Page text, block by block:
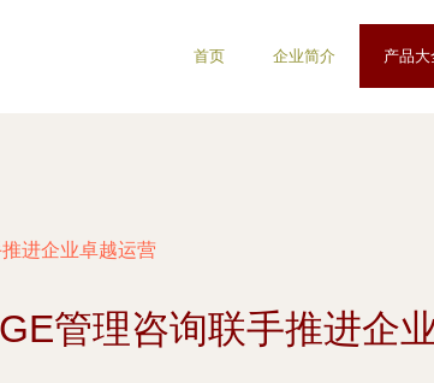
首页 企业简介 产品大
进企业卓越运营
管理咨询联手推进企